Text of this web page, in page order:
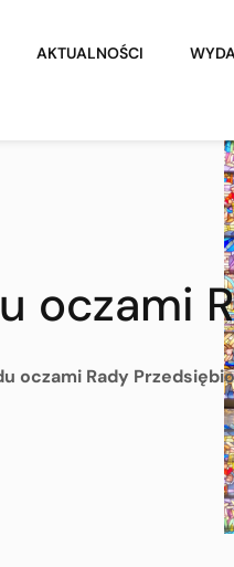
AKTUALNOŚCI
oczami
oczami Rady